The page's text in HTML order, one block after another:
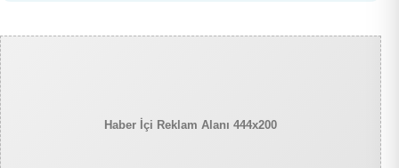
Haber İçi Reklam Alanı 444x200